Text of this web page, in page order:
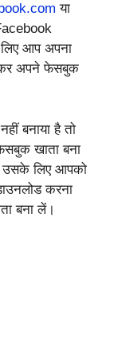
या
आप अपना
अपने फेसबुक
बनाया है तो
खाता बना
उसके लिए आपको
करना
बना लें।